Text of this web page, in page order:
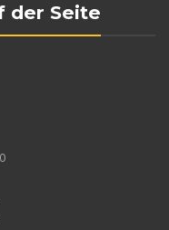
der Seite
0